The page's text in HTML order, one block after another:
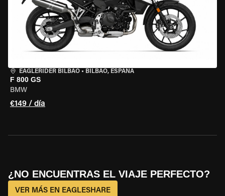
EAGLERIDER BILBAO • BILBAO, ESPAÑA
F 800 GS
BMW
€149 / día
¿NO ENCUENTRAS EL VIAJE PERFECTO?
VER MÁS EN EAGLESHARE